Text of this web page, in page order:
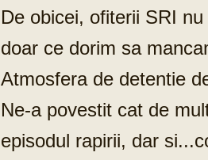
De obicei, ofiterii SRI
doar ce dorim sa
Atmosfera de detentie
Ne-a povestit cat de
episodul rapirii, dar